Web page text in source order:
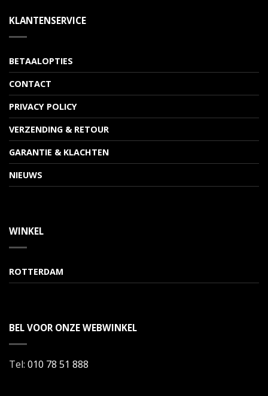
KLANTENSERVICE
BETAALOPTIES
CONTACT
PRIVACY POLICY
VERZENDING & RETOUR
GARANTIE & KLACHTEN
NIEUWS
WINKEL
ROTTERDAM
BEL VOOR ONZE WEBWINKEL
Tel: 010 78 51 888